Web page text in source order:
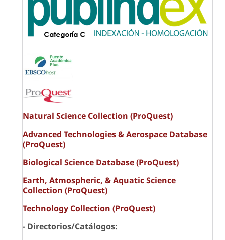
Natural Science Collection (ProQuest)
Advanced Technologies & Aerospace Database
(ProQuest)
Biological Science Database (ProQuest)
Earth, Atmospheric, & Aquatic Science
Collection (ProQuest)
Technology Collection (ProQuest)
- Directorios/Catálogos: